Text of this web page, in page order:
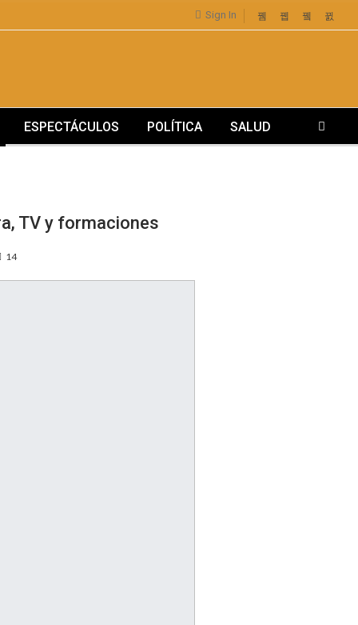
Sign In
ESPECTÁCULOS POLÍTICA SALUD
TV y formaciones
14